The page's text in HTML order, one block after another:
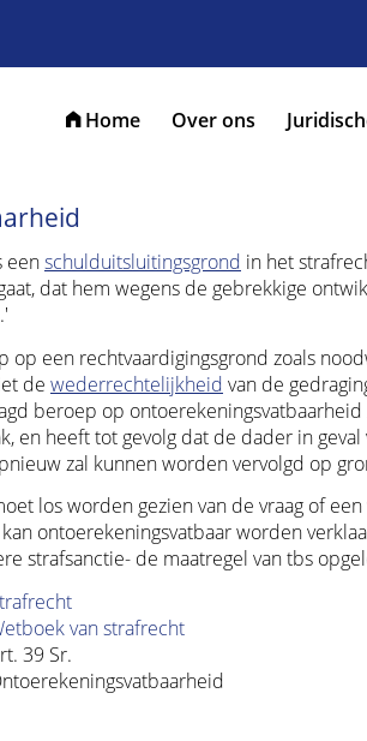
Home Over ons
eenschulduitsluitingsgrond in het
dat hem wegens de gebrekkige
op een rechtvaardigingsgrond zoals
de wederrechtelijkheid van de
beroep op
en heeft tot gevolg dat de dader in
zal kunnen worden vervolgd op
los worden gezien van de vraag of
ontoerekeningsvatbaar worden
strafsanctie- de maatregel van tbs
van strafrecht
39 Sr.